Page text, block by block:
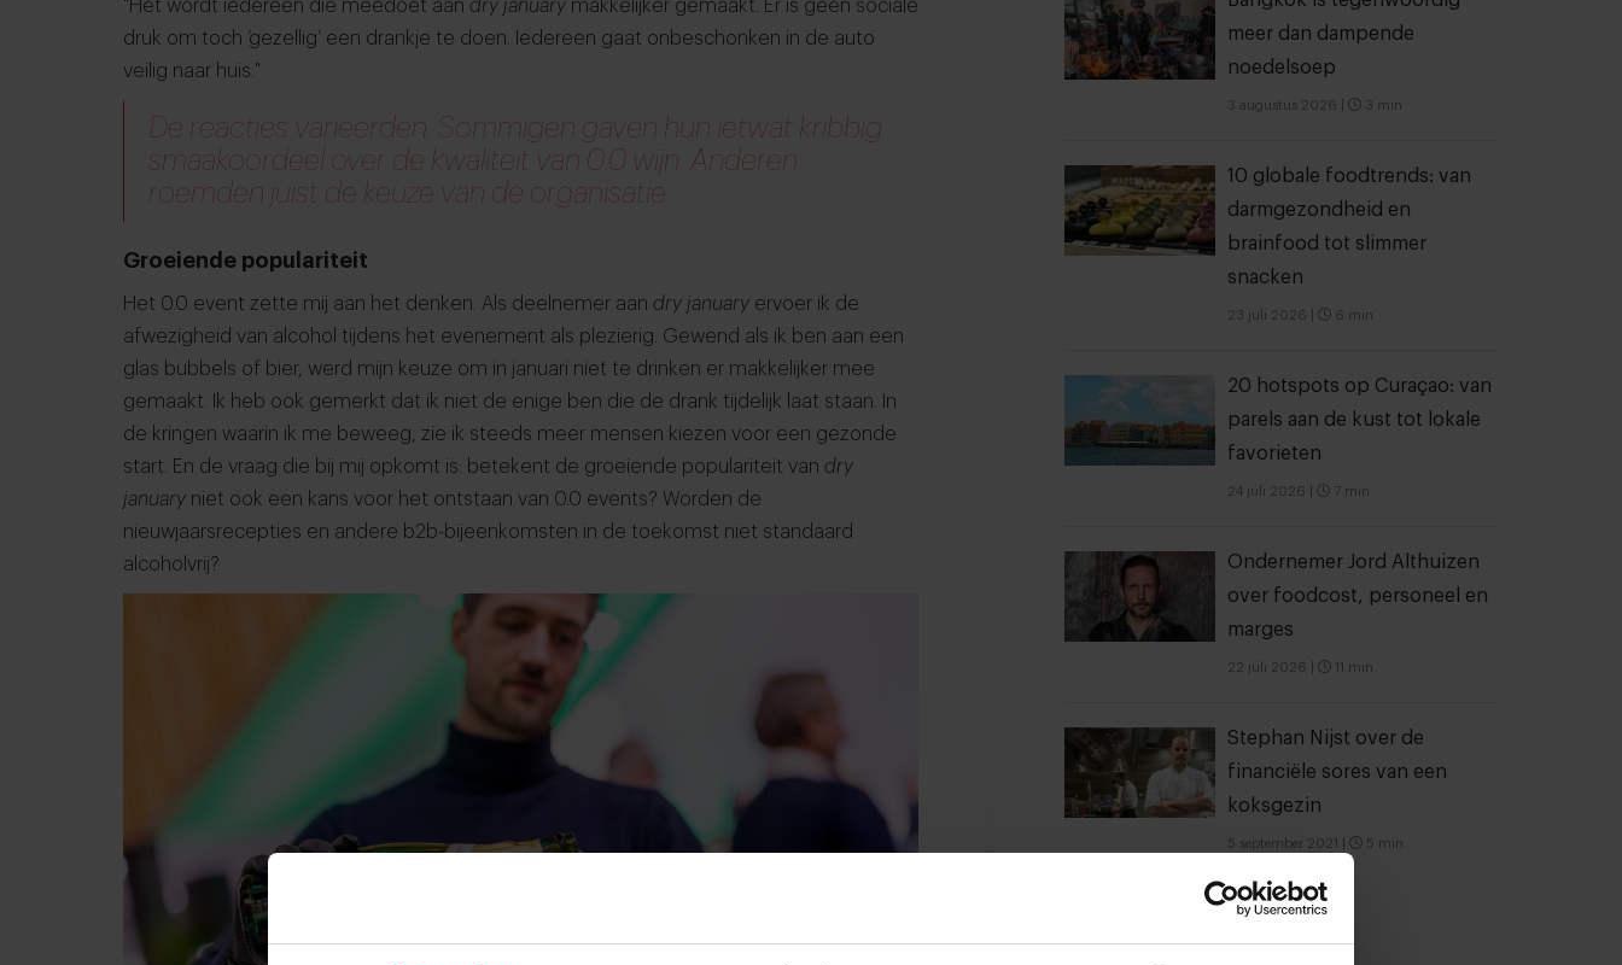
"Het wordt iedereen die meedoet aan dry january makkelijker gemaakt. Er is geen sociale
druk om toch ‘gezellig’ een drankje te doen. Iedereen gaat onbeschonken in de auto
veilig naar huis."
De reacties varieerden. Sommigen gaven hun ietwat kribbig
smaakoordeel over de kwaliteit van 0.0 wijn. Anderen
roemden juist de keuze van de organisatie.
Groeiende populariteit
Het 0.0 event zette mij aan het denken. Als deelnemer aan dry january ervoer ik de
afwezigheid van alcohol tijdens het evenement als plezierig. Gewend als ik ben aan een
glas bubbels of bier, werd mijn keuze om in januari niet te drinken er makkelijker mee
gemaakt. Ik heb ook gemerkt dat ik niet de enige ben die de drank tijdelijk laat staan. In
de kringen waarin ik me beweeg, zie ik steeds meer mensen kiezen voor een gezonde
start. En de vraag die bij mij opkomt is: betekent de groeiende populariteit van dry
january niet ook een kans voor het ontstaan van 0.0 events? Worden de
nieuwjaarsrecepties en andere b2b-bijeenkomsten in de toekomst niet standaard
alcoholvrij?
meer dan dampende
noedelsoep
3 augustus 2026 3 min
10 globale foodtrends: van
darmgezondheid en
brainfood tot slimmer
snacken
23 juli 2026 6 min
20 hotspots op Curaçao: van
parels aan de kust tot lokale
favorieten
24 juli 2026 7 min
Ondernemer Jord Althuizen
over foodcost, personeel en
marges
22 juli 2026 11 min
Stephan Nijst over de
financiële sores van een
koksgezin
5 september 2021 5 min